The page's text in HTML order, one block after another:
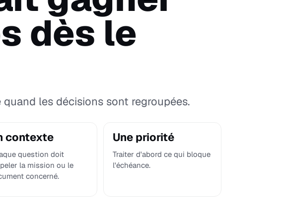
dès le
les décisions sont regroupées.
contexte
question doit
la mission ou le
concerné.
Une priorité
Traiter d'abord ce qui bloque
l'échéance.